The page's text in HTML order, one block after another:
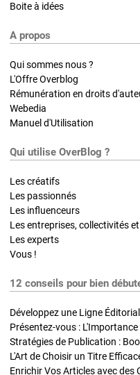
Boite à idées
A propos
Qui sommes nous ?
L'Offre Overblog
Rémunération en droits
Webedia
Manuel d'Utilisation
Qui utilise OverBlog ?
Les créatifs
Les passionnés
Les influenceurs
Les entreprises, collectivités
Les experts
Vous !
12 conseils pour bien
Développez une Ligne
Présentez-vous :
L'Art de Choisir un Titre